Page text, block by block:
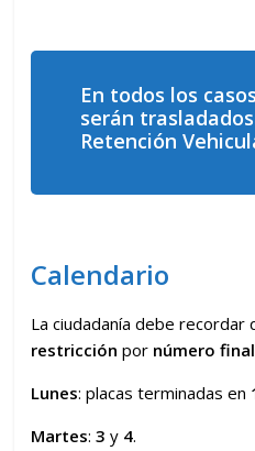
En todos los
serán
Retención
Calendario
La ciudadanía debe recordar
restricción por número final
Lunes: placas terminadas en
Martes:3y 4.